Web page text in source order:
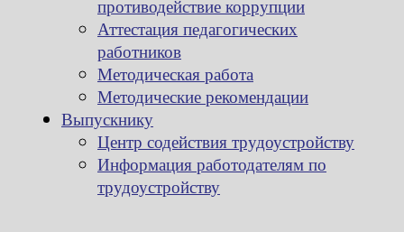
противодействие коррупции
Аттестация педагогических
работников
Методическая работа
Методические рекомендации
Выпускнику
Центр содействия трудоустройству
Информация работодателям по
трудоустройству